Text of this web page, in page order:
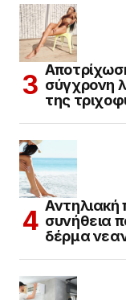
σύγχρονη
της
Αντηλιακή
συνήθεια
δέρμα